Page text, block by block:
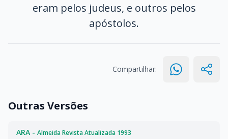
eram pelos judeus, e outros pelos
apóstolos.
Compartilhar:
Outras Versões
ARA - Almeida Revista Atualizada 1993